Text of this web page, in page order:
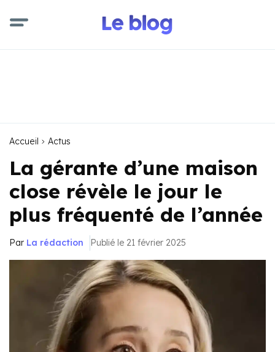
Accueil Actus
La gérante d’une maison
close révèle le jour le
plus fréquenté de l’année
Par La rédaction Publié le 21 février 2025